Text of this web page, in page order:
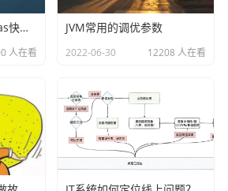
小于关系，也就是限制数量是100的
的是数量是不固定的，但是总空间大小
为100G，那么可以上传100个文件，也
，只要总大小不超过100G即可。同时
置的空间大小至少为block_size * 3
如何使用阿里的Arthas快速定位正在线上运行的程序问题
人在看
JVM常用的调优参数
2022-06-30 12208 人在看